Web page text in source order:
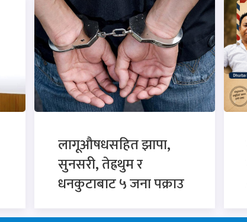
लागूऔषधसहित झापा,
सुनसरी, तेह्रथुम र
धनकुटाबाट ५ जना पक्राउ